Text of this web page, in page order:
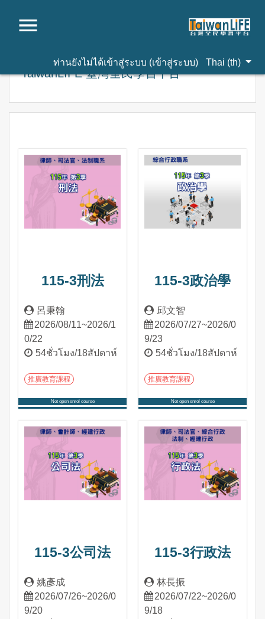
ท่านยังไม่ได้เข้าสู่ระบบ (เข้าสู่ระบบ) Thai ‎(th)‎
TaiwanLIFE 臺灣全民學習平台
115-3刑法
呂秉翰
2026/08/11~2026/1
0/22
54ชั่วโมง/18สัปดาห์
推廣教育課程
Not open enrol course
115-3政治學
邱文智
2026/07/27~2026/0
9/23
54ชั่วโมง/18สัปดาห์
推廣教育課程
Not open enrol course
115-3公司法
姚彥成
2026/07/26~2026/0
9/20
115-3行政法
林長振
2026/07/22~2026/0
9/18